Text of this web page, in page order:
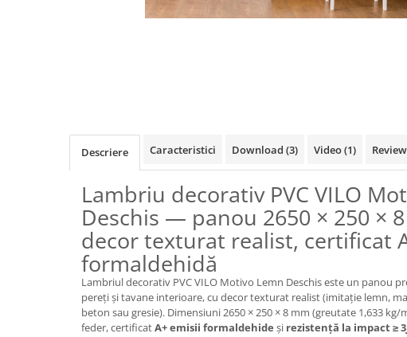
Prag de trecere
Lambriuri PVC
Lambriuri Premium
Panouri Decorative
Panouri Decorative SPC
Panouri Decorative Premium
Descriere Caracteristici Download (3) Video(1)
Lambriu decorativ PVC VILO
Deschis — panou 2650 × 250 ×
decor texturat realist, certificat
formaldehidă
Lambriul decorativ PVC VILO Motivo Lemn Deschis este un panou
pereți și tavane interioare, cu decor texturat realist (imitație lemn,
beton sau gresie). Dimensiuni 2650 × 250 × 8 mm (greutate 1,633 kg/
feder, certificatA+ emisii formaldehide și rezistență la impact ≥